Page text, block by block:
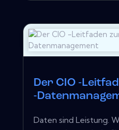
Der CIO -
-
Daten sind Leistung.